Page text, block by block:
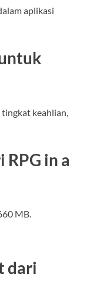
aplikasi
keahlian,
in a
MB.
dari